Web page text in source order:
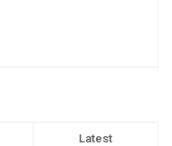
Latest